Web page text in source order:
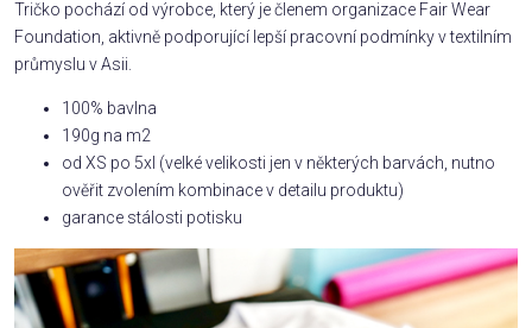
Tričko pochází od výrobce, který je členem organizace Fair Wear
Foundation, aktivně podporující lepší pracovní podmínky v textilním
průmyslu v Asii.
100% bavlna
190g na m2
od XS po 5xl (velké velikosti jen v některých barvách, nutno
ověřit zvolením kombinace v detailu produktu)
garance stálosti potisku